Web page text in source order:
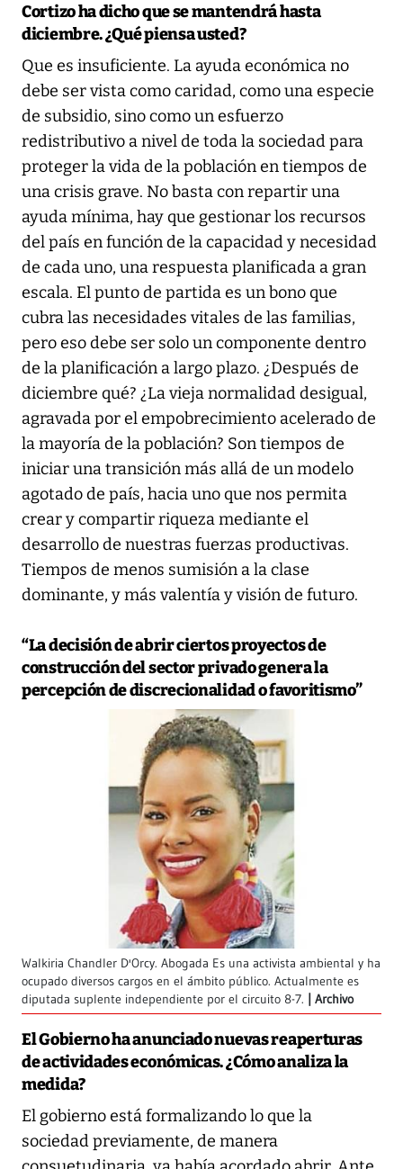
Cortizo ha dicho que se mantendrá hasta
diciembre. ¿Qué piensa usted?
Que es insuficiente. La ayuda económica no
debe ser vista como caridad, como una especie
de subsidio, sino como un esfuerzo
redistributivo a nivel de toda la sociedad para
proteger la vida de la población en tiempos de
una crisis grave. No basta con repartir una
ayuda mínima, hay que gestionar los recursos
del país en función de la capacidad y necesidad
de cada uno, una respuesta planificada a gran
escala. El punto de partida es un bono que
cubra las necesidades vitales de las familias,
pero eso debe ser solo un componente dentro
de la planificación a largo plazo. ¿Después de
diciembre qué? ¿La vieja normalidad desigual,
agravada por el empobrecimiento acelerado de
la mayoría de la población? Son tiempos de
iniciar una transición más allá de un modelo
agotado de país, hacia uno que nos permita
crear y compartir riqueza mediante el
desarrollo de nuestras fuerzas productivas.
Tiempos de menos sumisión a la clase
dominante, y más valentía y visión de futuro.
“La decisión de abrir ciertos proyectos de
construcción del sector privado genera la
percepción de discrecionalidad o favoritismo”
Walkiria Chandler D'Orcy. Abogada Es una activista ambiental y ha
ocupado diversos cargos en el ámbito público. Actualmente es
diputada suplente independiente por el circuito 8-7.
Archivo
El Gobierno ha anunciado nuevas reaperturas
de actividades económicas. ¿Cómo analiza la
medida?
El gobierno está formalizando lo que la
sociedad previamente, de manera